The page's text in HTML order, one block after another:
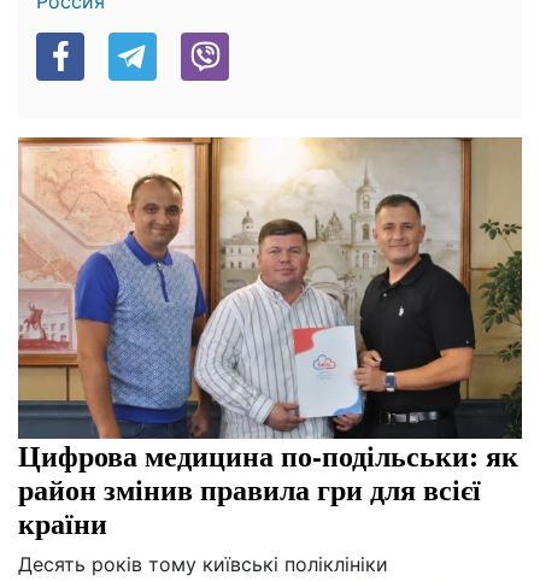
Цифрова медицина по-подільськи: як
район змінив правила гри для всієї
країни
Десять років тому київські поліклініки